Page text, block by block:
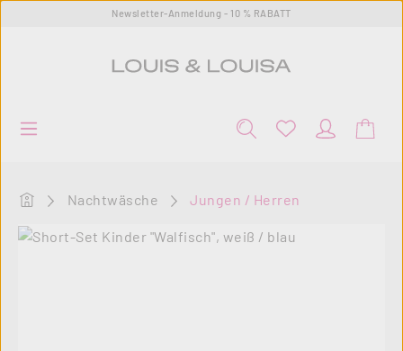
Zum Hauptinhalt springenNewsletter-Anmeldung - 10 % RABATT
Startseite
Nachtwäsche
Jungen / Herren
Bildergalerie überspringen